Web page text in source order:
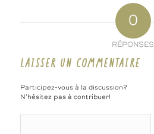
0
RÉPONSES
LAISSER UN COMMENTAIRE
Participez-vous à la discussion?
N'hésitez pas à contribuer!